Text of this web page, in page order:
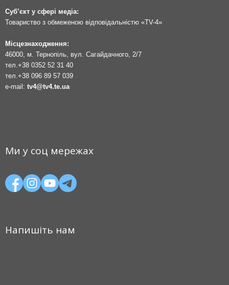
Суб’єкт у сфері медіа:
Товариство з обмеженою відповідальністю «TV-4»
Місцезнаходження:
46000, м. Тернопіль, вул. Сагайдачного, 2/7
тел. +38 0352 52 31 40
тел. +38 096 89 57 039
e-mail: tv4@tv4.te.ua
Ми у соц мережах
Напишіть нам